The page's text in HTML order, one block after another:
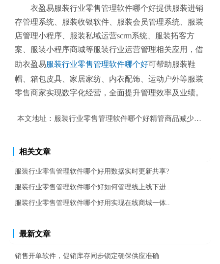
衣盈易服装行业零售管理软件哪个好提供服装进销
存管理系统、服装收银软件、服装会员管理系统、服装
店管理小程序、服装私域运营scrm系统、服装拓客方
案、服装小程序商城等服装行业运营管理相关应用，借
助衣盈易服装行业零售管理软件哪个好可帮助服装鞋
帽、箱包皮具、家居家纺、内衣配饰、运动户外等服装
零售商家实现数字化经营，全面提升管理效率及业绩。
本文地址： 服装行业零售管理软件哪个好精管商品减少仓库存
相关文章
服装行业零售管理软件哪个好用数据实时更新共享?
服装行业零售管理软件哪个好如何管理线上线下进..
服装行业零售管理软件哪个好用实现在线商城一体..
最新文章
销售开单软件，促销库存同步锁定确保供应准确